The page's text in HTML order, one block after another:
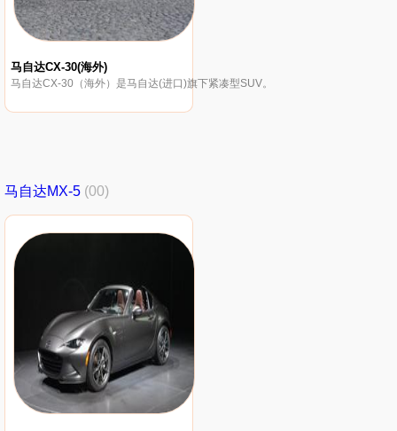
马自达CX-30(海外)
马自达CX-30（海外）是马自达(进口)旗下紧凑型SUV。
马自达MX-5 (00)